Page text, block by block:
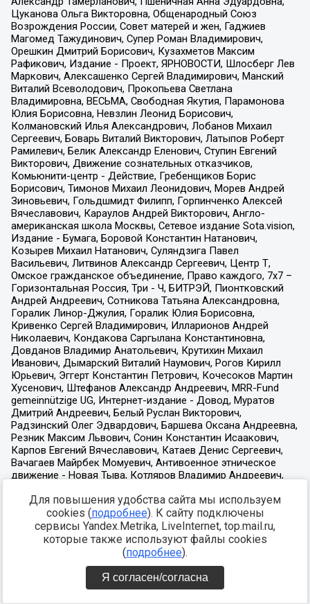
Для повышения удобства сайта мы используем
cookies (подробнее). К сайту подключены
сервисы Yandex.Metrika, LiveInternet, top.mail.ru,
которые также используют файлы cookies
(подробнее).
Я согласен/согласна